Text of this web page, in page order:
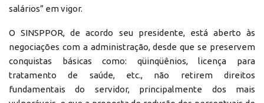
salários” em vigor.
O SINSPPOR, de acordo seu presidente, está aberto às
negociações com a administração, desde que se preservem
conquistas básicas como: qüinqüênios, licença para
tratamento de saúde, etc., não retirem direitos
fundamentais do servidor, principalmente dos mais